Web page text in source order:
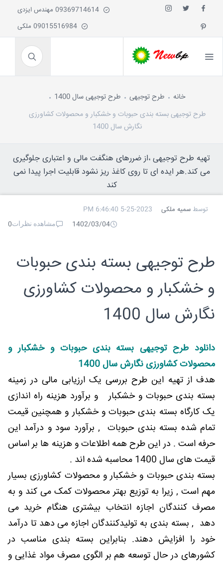
خانه طرح توجیهی
طرح توجیهی سال 1400
طرح توجیهی بسته بندی حبوبات و خشکبار و محصولات کشاورزی
نگارش سال 1400
تهیه طرح توجیهی ،از ضررهای هنگفت مالی و اعتباری جلوگیری
می کند.هر ایده ای تا روی کاغذ ریز نشود قابلیت اجرا پیدا نمی
کند
توسط سمیه ملکی
5-25-2023 6:46:40 PM
1402/03/04
مشاهده نظرات0
طرح توجیهی بسته بندی حبوبات
و خشکبار و محصولات کشاورزی
نگارش سال 1400
دانلود طرح توجیهی بسته بندی حبوبات و خشکبار و
محصولات کشاورزی نگارش سال 1400
هدف از تهیه این طرح بررسی یک ارزیابی مالی در زمینه
بسته بندی حبوبات و خشکبار و برآورد هزینه راه اندازی
یک کارگاه بسته بندی حبوبات و خشکبار و همچنین قیمت
تمام شده بسته بندی حبوبات , برآورد سود و درآمد این
حرفه است . در این طرح همه اطلاعات و هزینه ها بر اساس
قیمت های سال 1400 محاسبه شده اند .
بسته بندی حبوبات و خشکبار و محصولات کشاورزی بسیار
مهم است , زیرا به توزیع بهتر محصولات کمک می کند و به
مصرف کنندگان اجازه انتخاب بیشتری هنگام خرید می
دهد , بسته بندی به تولیدکنندگان اجازه می دهد تا درآمد
خود را افزایش دهند. بنابراین بسته بندی مناسب در
کشورهای در حال توسعه هم بر الگوی مصرف مواد غذایی و